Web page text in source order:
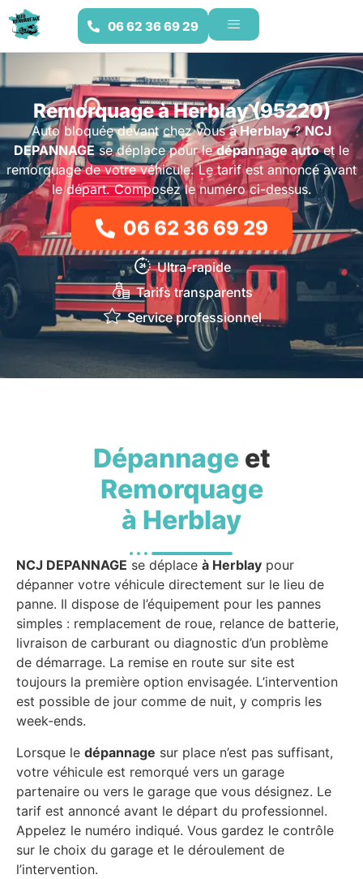
06 62 36 69 29
Remorquage à Herblay (95220)
Auto bloquée devant chez vousà Herblay?NCJ
DEPANNAGEse déplace pour ledépannage autoet le
remorquage de votre véhicule. Le tarif est annoncé avant
le départ. Composez le numéro ci-dessus.
06 62 36 69 29
Ultra-rapide
Tarifs transparents
Service professionnel
Dépannageet
Remorquage
à Herblay
NCJ DEPANNAGE se déplace à Herblay pour
dépanner votre véhicule directement sur le lieu de
panne. Il dispose de l’équipement pour les pannes
simples : remplacement de roue, relance de batterie,
livraison de carburant ou diagnostic d’un problème
de démarrage. La remise en route sur site est
toujours la première option envisagée. L’intervention
est possible de jour comme de nuit, y compris les
week-ends.
Lorsque le dépannage sur place n’est pas suffisant,
votre véhicule est remorqué vers un garage
partenaire ou vers le garage que vous désignez. Le
tarif est annoncé avant le départ du professionnel.
Appelez le numéro indiqué. Vous gardez le contrôle
sur le choix du garage et le déroulement de
l’intervention.